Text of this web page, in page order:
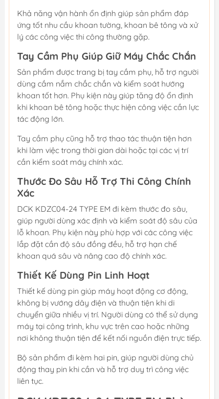
Khả năng vận hành ổn định giúp sản phẩm đáp
ứng tốt nhu cầu khoan tường, khoan bê tông và xử
lý các công việc thi công thường gặp.
Tay Cầm Phụ Giúp Giữ Máy Chắc Chắn
Sản phẩm được trang bị tay cầm phụ, hỗ trợ người
dùng cầm nắm chắc chắn và kiểm soát hướng
khoan tốt hơn. Phụ kiện này giúp tăng độ ổn định
khi khoan bê tông hoặc thực hiện công việc cần lực
tác động lớn.
Tay cầm phụ cũng hỗ trợ thao tác thuận tiện hơn
khi làm việc trong thời gian dài hoặc tại các vị trí
cần kiểm soát máy chính xác.
Thước Đo Sâu Hỗ Trợ Thi Công Chính
Xác
DCK KDZC04-24 TYPE EM đi kèm thước đo sâu,
giúp người dùng xác định và kiểm soát độ sâu của
lỗ khoan. Phụ kiện này phù hợp với các công việc
lắp đặt cần độ sâu đồng đều, hỗ trợ hạn chế
khoan quá sâu và nâng cao độ chính xác.
Thiết Kế Dùng Pin Linh Hoạt
Thiết kế dùng pin giúp máy hoạt động cơ động,
không bị vướng dây điện và thuận tiện khi di
chuyển giữa nhiều vị trí. Người dùng có thể sử dụng
máy tại công trình, khu vực trên cao hoặc những
nơi không thuận tiện để kết nối nguồn điện trực tiếp.
Bộ sản phẩm đi kèm hai pin, giúp người dùng chủ
động thay pin khi cần và hỗ trợ duy trì công việc
liên tục.